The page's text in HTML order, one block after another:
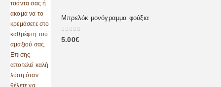
Μπρελόκ μονόγραμμα φούξια
0 out of 5
5.00€